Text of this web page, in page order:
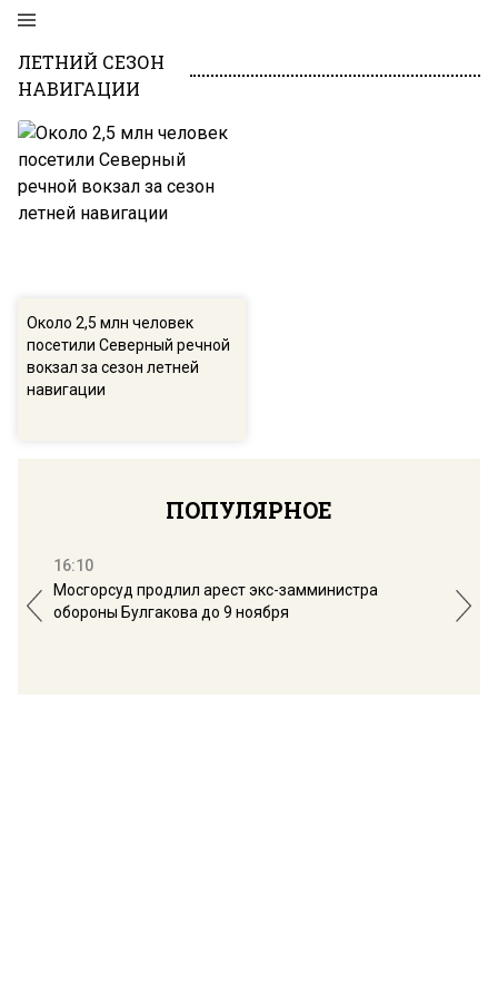
ЛЕТНИЙ СЕЗОН
НАВИГАЦИИ
Около 2,5 млн человек
посетили Северный речной
вокзал за сезон летней
навигации
ПОПУЛЯРНОЕ
16:10
Мосгорсуд продлил арест экс-замминистра
обороны Булгакова до 9 ноября